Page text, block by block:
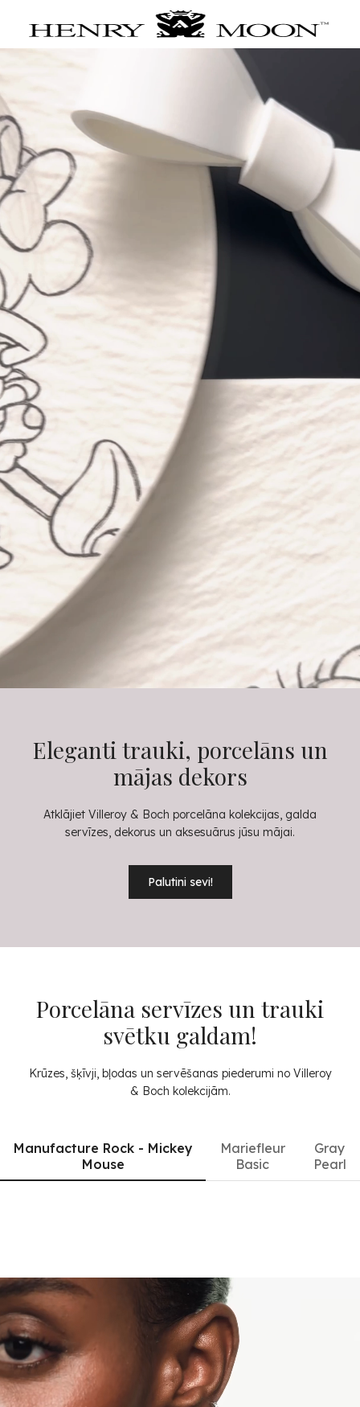
Eleganti trauki, porcelāns un
mājas dekors
Atklājiet Villeroy & Boch porcelāna kolekcijas, galda
servīzes, dekorus un aksesuārus jūsu mājai.
Palutini sevi!
Porcelāna servīzes un trauki
svētku galdam!
Krūzes, šķīvji, bļodas un servēšanas piederumi no Villeroy
& Boch kolekcijām.
Manufacture Rock - Mickey
Mouse
Mariefleur
Basic
Gray
Pearl